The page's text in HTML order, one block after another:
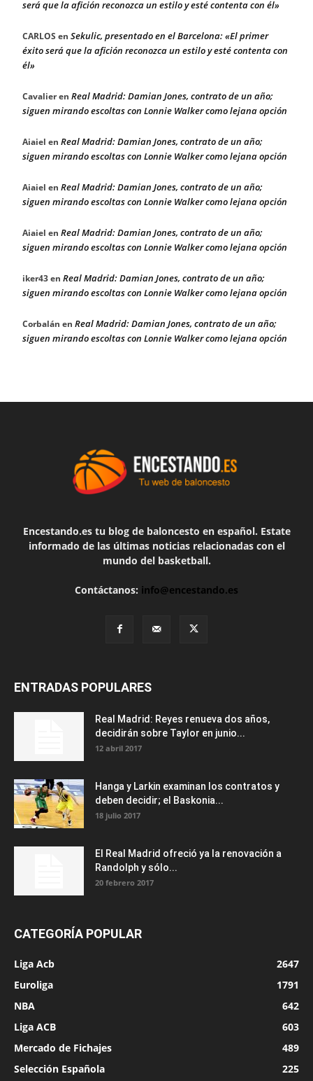
será que la afición reconozca un estilo y esté contenta con él»
CARLOS en Sekulic, presentado en el Barcelona: «El primer
éxito será que la afición reconozca un estilo y esté contenta con
él»
Cavalieren Real Madrid: Damian Jones, contrato de un año;
siguen mirando escoltas con Lonnie Walker como lejana opción
Aiaiel en Real Madrid: Damian Jones, contrato de un año;
siguen mirando escoltas con Lonnie Walker como lejana opción
Aiaiel en Real Madrid: Damian Jones, contrato de un año;
siguen mirando escoltas con Lonnie Walker como lejana opción
Aiaiel en Real Madrid: Damian Jones, contrato de un año;
siguen mirando escoltas con Lonnie Walker como lejana opción
iker43en Real Madrid: Damian Jones, contrato de un año;
siguen mirando escoltas con Lonnie Walker como lejana opción
Corbalán en Real Madrid: Damian Jones, contrato de un año;
siguen mirando escoltas con Lonnie Walker como lejana opción
Encestando.es tu blog de baloncesto en español. Estate
informado de las últimas noticias relacionadas con el
mundo del basketball.
Contáctanos: info@encestando.es
ENTRADAS POPULARES
Real Madrid: Reyes renueva dos años,
decidirán sobre Taylor en junio...
12 abril 2017
Hanga y Larkin examinan los contratos y
deben decidir; el Baskonia...
18 julio 2017
El Real Madrid ofreció ya la renovación a
Randolph y sólo...
20 febrero 2017
CATEGORÍA POPULAR
Liga Acb
2647
Euroliga
1791
NBA
642
Liga ACB
603
Mercado de Fichajes
489
Selección Española
225